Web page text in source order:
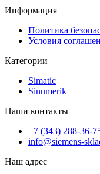
Информация
Политика
Условия
Категории
Simatic
Sinumerik
Наши контакты
+7 (343) 288-36-
info@siemens-
Наш адрес